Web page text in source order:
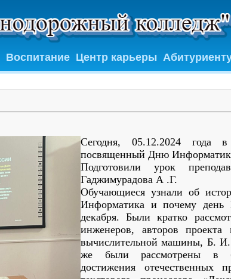
Воспитание Центр карьеры
Сегодня, 05.12.2024 года
посвященный Дню
Подготовили урок
Гаджимурадова А .Г.
Обучающиеся узнали об
Информатика и почему день
декабря. Были кратко
инженеров, авторов
вычислительной машины, Б.
же были рассмотрены в
достижения отечественных